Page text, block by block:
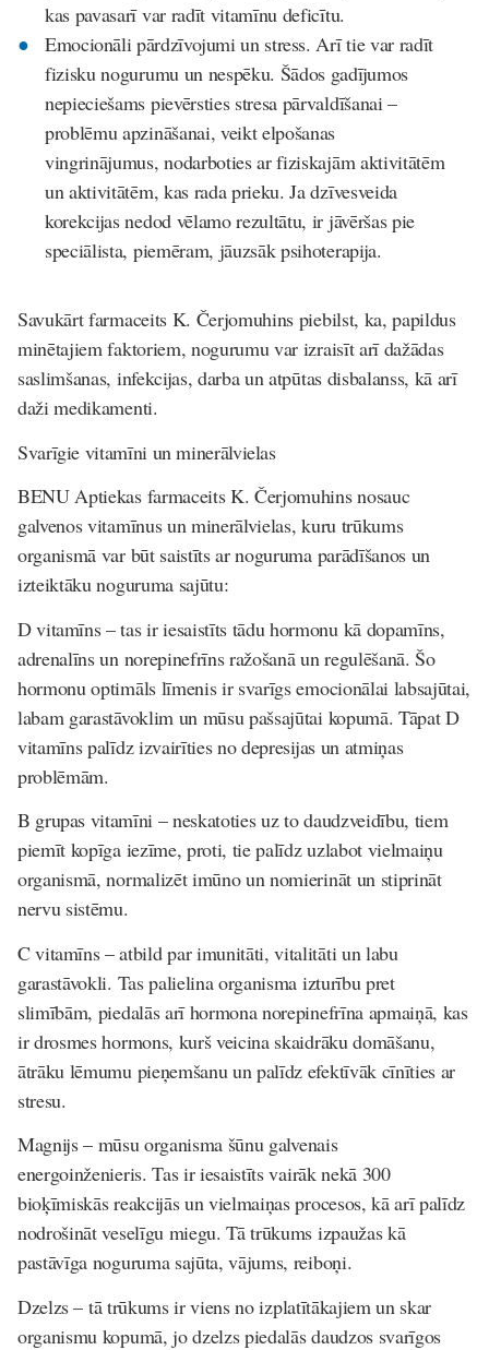
kas pavasarī var radīt vitamīnu deficītu.
Emocionāli pārdzīvojumi un stress. Arī tie var radīt
fizisku nogurumu un nespēku. Šādos gadījumos
nepieciešams pievērsties stresa pārvaldīšanai –
problēmu apzināšanai, veikt elpošanas
vingrinājumus, nodarboties ar fiziskajām aktivitātēm
un aktivitātēm, kas rada prieku. Ja dzīvesveida
korekcijas nedod vēlamo rezultātu, ir jāvēršas pie
speciālista, piemēram, jāuzsāk psihoterapija.
Savukārt farmaceits K. Čerjomuhins piebilst, ka, papildus
minētajiem faktoriem, nogurumu var izraisīt arī dažādas
saslimšanas, infekcijas, darba un atpūtas disbalanss, kā arī
daži medikamenti.
Svarīgie vitamīni un minerālvielas
BENU Aptiekas farmaceits K. Čerjomuhins nosauc
galvenos vitamīnus un minerālvielas, kuru trūkums
organismā var būt saistīts ar noguruma parādīšanos un
izteiktāku noguruma sajūtu:
D vitamīns– tas ir iesaistīts tādu hormonu kā dopamīns,
adrenalīns un norepinefrīns ražošanā un regulēšanā. Šo
hormonu optimāls līmenis ir svarīgs emocionālai labsajūtai,
labam garastāvoklim un mūsu pašsajūtai kopumā. Tāpat D
vitamīns palīdz izvairīties no depresijas un atmiņas
problēmām.
B grupas vitamīni– neskatoties uz to daudzveidību, tiem
piemīt kopīga iezīme, proti, tie palīdz uzlabot vielmaiņu
organismā, normalizēt imūno un nomierināt un stiprināt
nervu sistēmu.
C vitamīns– atbild par imunitāti, vitalitāti un labu
garastāvokli. Tas palielina organisma izturību pret
slimībām, piedalās arī hormona norepinefrīna apmaiņā, kas
ir drosmes hormons, kurš veicina skaidrāku domāšanu,
ātrāku lēmumu pieņemšanu un palīdz efektīvāk cīnīties ar
stresu.
Magnijs– mūsu organisma šūnu galvenais
energoinženieris. Tas ir iesaistīts vairāk nekā 300
bioķīmiskās reakcijās un vielmaiņas procesos, kā arī palīdz
nodrošināt veselīgu miegu. Tā trūkums izpaužas kā
pastāvīga noguruma sajūta, vājums, reiboņi.
Dzelzs– tā trūkums ir viens no izplatītākajiem un skar
organismu kopumā, jo dzelzs piedalās daudzos svarīgos